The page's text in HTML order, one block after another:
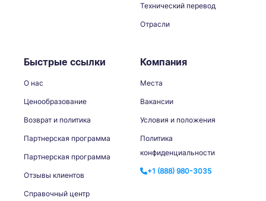
Технический перевод
Отрасли
Быстрые ссылки
О нас
Ценообразование
Возврат и политика
Партнерская программа
Партнерская программа
Отзывы клиентов
Справочный центр
Компания
Места
Вакансии
Условия и положения
Политика
конфиденциальности
+1 (888) 980-3035